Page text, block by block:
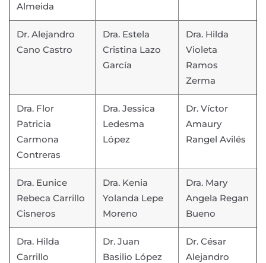
Almeida
Dr. Alejandro
Cano Castro
Dra. Estela
Cristina Lazo
García
Dra. Hilda
Violeta
Ramos
Zerma
Dra. Flor
Patricia
Carmona
Contreras
Dra. Jessica
Ledesma
López
Dr. Víctor
Amaury
Rangel Avilés
Dra. Eunice
Rebeca Carrillo
Cisneros
Dra. Kenia
Yolanda Lepe
Moreno
Dra. Mary
Angela Regan
Bueno
Dra. Hilda
Carrillo
Dr. Juan
Basilio López
Dr. César
Alejandro